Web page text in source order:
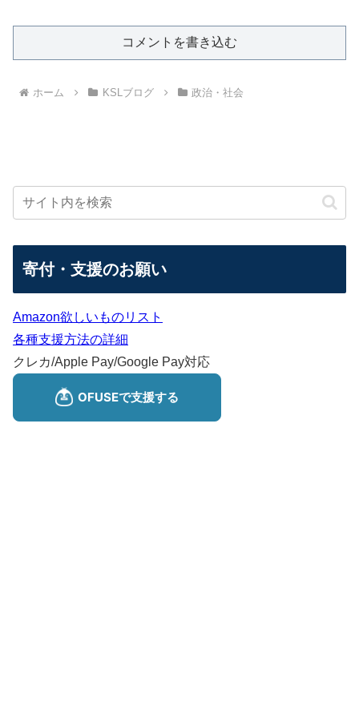
コメントを書き込む
ホーム KSLブログ 政治・社会
寄付・支援のお願い
Amazon欲しいものリスト
各種支援方法の詳細
クレカ/Apple Pay/Google Pay対応